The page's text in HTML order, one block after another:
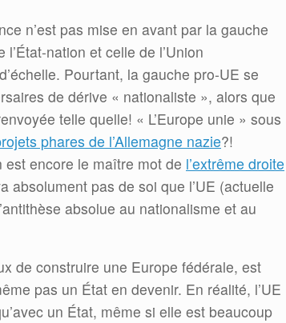
n’est pas mise en avant par la gauche
nation et celle de l’Union
Pourtant, la gauche pro-UE se
de dérive « nationaliste », alors que
telle quelle! « L’Europe unie » sous
phares de l’Allemagne nazie?!
est encore le maître mot de l’extrême droite
absolument pas de soi que l’UE (actuelle
absolue au nationalisme et au
de construire une Europe fédérale, est
pas un État en devenir. En réalité, l’UE
un État, même si elle est beaucoup